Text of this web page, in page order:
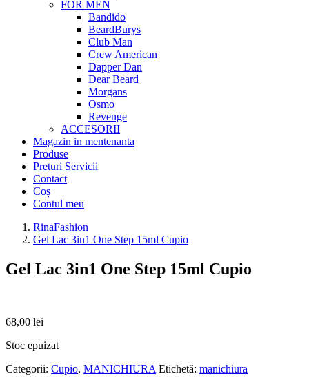
FOR MEN
Bandido
BeardBurys
Club Man
Crew American
Dapper Dan
Dear Beard
Morgans
Osmo
Revenge
ACCESORII
Magazin in mentenanta
Produse
Preturi Servicii
Contact
Coș
Contul meu
RinaFashion
Gel Lac 3in1 One Step 15ml Cupio
Gel Lac 3in1 One Step 15ml Cupio
68,00 lei
Stoc epuizat
Categorii: Cupio, MANICHIURA Etichetă: manichiura